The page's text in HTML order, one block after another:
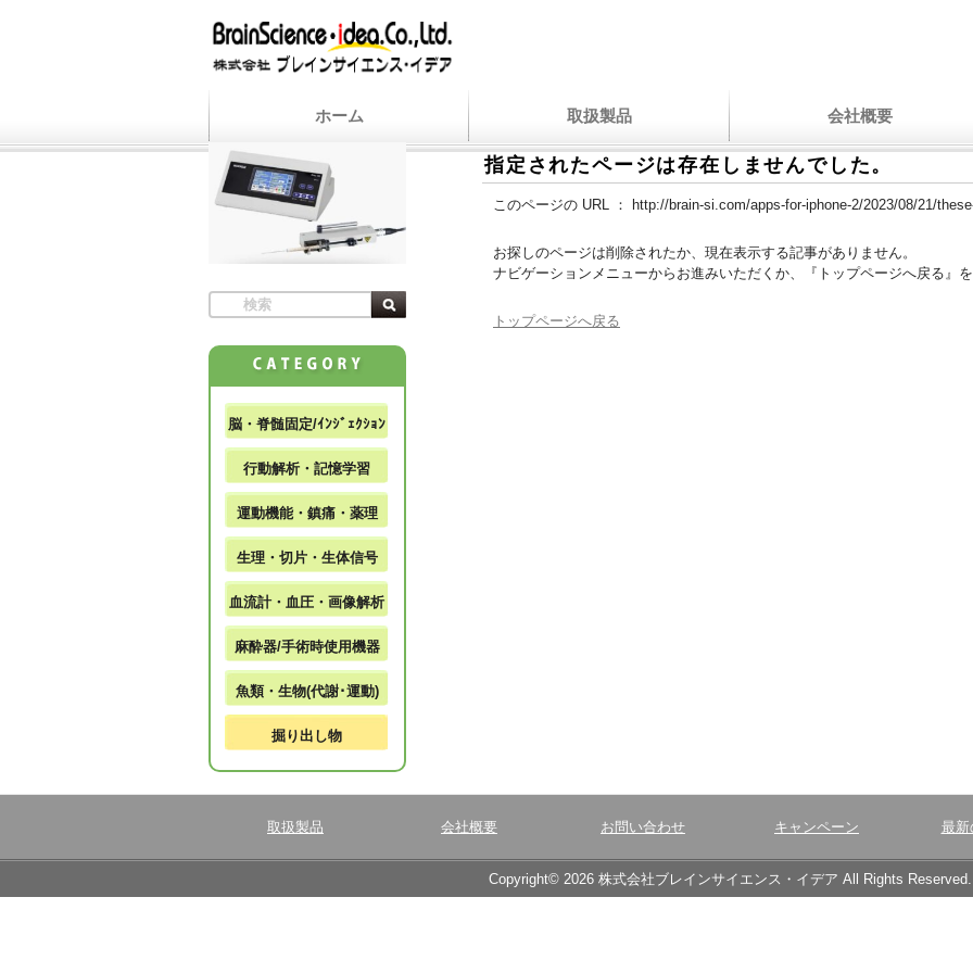
ホーム 取扱製品 会社概要
指定されたページは存在しませんでした。
このページの URL ： http://brain-si.com/apps-for-iphone-2/2023/08/21/
お探しのページは削除されたか、現在表示する記事がありません。
ナビゲーションメニューからお進みいただくか、『トップページへ戻る』を
トップページへ戻る
脳・脊髄固定/ｲﾝｼﾞｪｸｼｮﾝ
行動解析・記憶学習
運動機能・鎮痛・薬理
生理・切片・生体信号
血流計・血圧・画像解析
麻酔器/手術時使用機器
魚類・生物(代謝･運動)
掘り出し物
取扱製品 会社概要 お問い合わせ キャンペーン 最新
Copyright© 2026 株式会社ブレインサイエンス・イデア All Rights Reserved.